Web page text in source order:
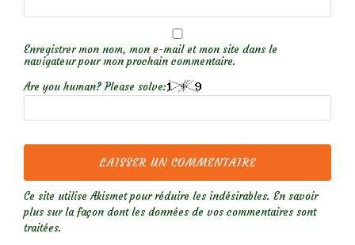
Enregistrer mon nom, mon e-mail et mon site dans le
navigateur pour mon prochain commentaire.
Are you human? Please solve:
Ce site utilise Akismet pour réduire les indésirables. En savoir
plus sur la façon dont les données de vos commentaires sont
traitées.